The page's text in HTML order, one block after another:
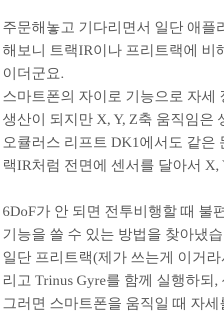
주문해놓고 기다리면서 일단 애
해보니 트랙IR이나 프리트랙에 비
이더군요.
스마트폰의 자이로 기능으로 자세
생산이 되지만 X, Y, Z축 움직임은
오큘러스 리프트 DK1에서도 같은
랙IR처럼 전면에 센서를 달아서
6DoF가 안 되면 전투비행할 때 불
기능을 쓸 수 있는 방법을 찾아냈
일단 프리트랙(제가 쓰는게 이거
리고 Trinus Gyre를 함께 실행하
그러면 스마트폰을 움직일 때 자